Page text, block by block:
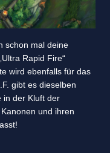
schon mal deine
Rapid Fire“
wird ebenfalls für das
gibt es dieselben
in der Kluft der
und ihren